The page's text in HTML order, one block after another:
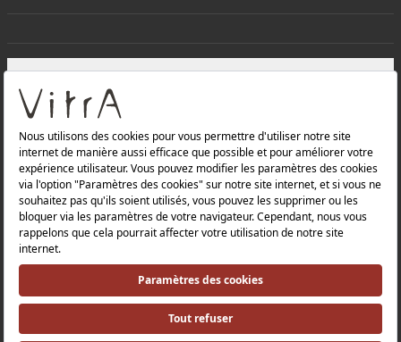
Produits
Politique de confidentialité et politique de protection des
Politique de qualité |
Politique de santé et de sécurité au travail |
Politique environnementale |
Politique énergétique |Relations avec les investisseurs |